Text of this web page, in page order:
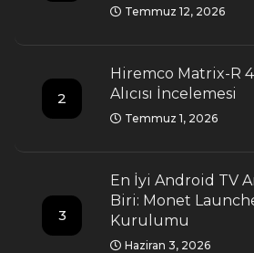
Temmuz 12, 2026
2
Hiremco Matrix-R
Alıcısı İncelemesi
Temmuz 1, 2026
3
En İyi Android TV
Biri: Monet
Kurulumu
Haziran 3, 2026